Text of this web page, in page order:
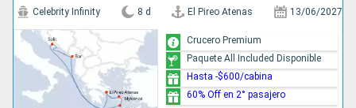
Celebrity Infinity 8 d El Pireo Atenas 13/06/2027
Crucero Premium
Paquete All Included Disponible
Hasta -$600/cabina
60% Off en 2° pasajero